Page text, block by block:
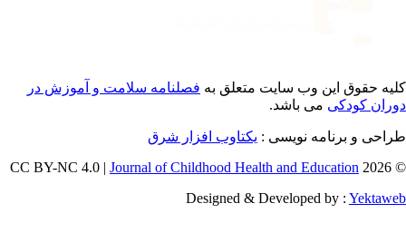
حقوق این وب سایت متعلق بهفصلنامه سلامت و آموزش در
کودکیمی باشد.
و برنامه نویسی : یکتاوب افزار شرق
©
Journal of Childhood Health and Education
Designed & Developed by :